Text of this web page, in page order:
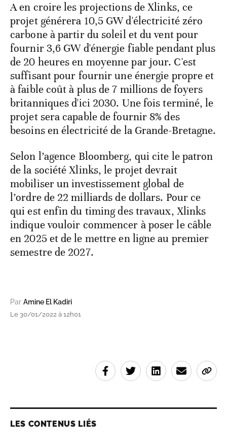
A en croire les projections de Xlinks, ce
projet générera 10,5 GW d'électricité zéro
carbone à partir du soleil et du vent pour
fournir 3,6 GW d'énergie fiable pendant plus
de 20 heures en moyenne par jour. C'est
suffisant pour fournir une énergie propre et
à faible coût à plus de 7 millions de foyers
britanniques d'ici 2030. Une fois terminé, le
projet sera capable de fournir 8% des
besoins en électricité de la Grande-Bretagne.
Selon l’agence Bloomberg, qui cite le patron
de la société Xlinks, le projet devrait
mobiliser un investissement global de
l’ordre de 22 milliards de dollars. Pour ce
qui est enfin du timing des travaux, Xlinks
indique vouloir commencer à poser le câble
en 2025 et de le mettre en ligne au premier
semestre de 2027.
Par Amine El Kadiri
Le 30/01/2022 à 12h01
LES CONTENUS LIÉS